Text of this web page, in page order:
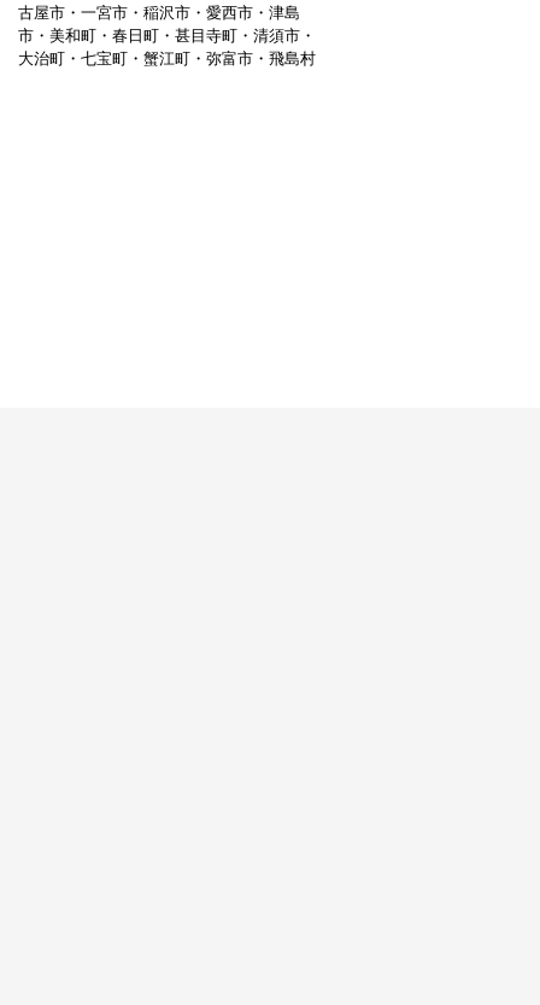
古屋市・一宮市・稲沢市・愛西市・津島
市・美和町・春日町・甚目寺町・清須市・
大治町・七宝町・蟹江町・弥富市・飛島村